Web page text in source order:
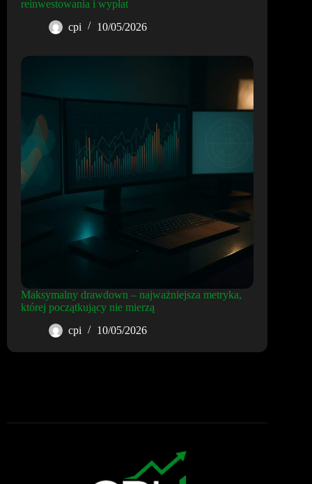
reinwestowania i wypłat
cpi
10/05/2026
Maksymalny drawdown – najważniejsza metryka,
której początkujący nie mierzą
cpi
10/05/2026